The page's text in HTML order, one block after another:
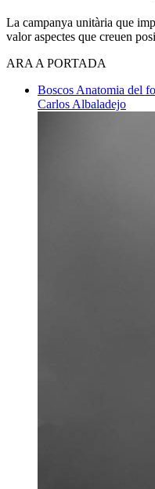
La campanya unitària que
valor aspectes que creuen
ARA A PORTADA
Boscos Anatomia del
Carlos Albaladejo